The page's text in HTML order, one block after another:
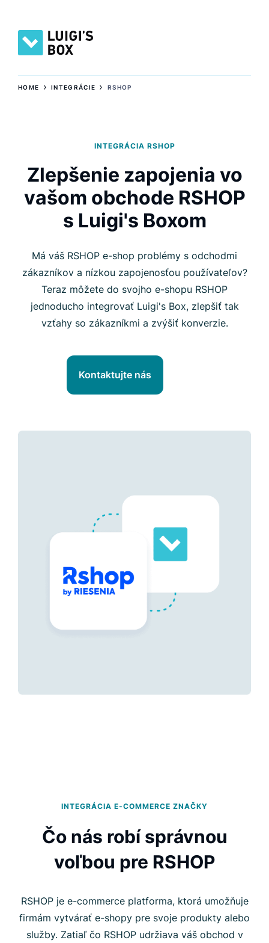
HOME ›INTEGRÁCIE ›RSHOP
INTEGRÁCIA RSHOP
Zlepšenie zapojenia vo
vašom obchode RSHOP
s Luigi's Boxom
Má váš RSHOP e-shop problémy s odchodmi
zákazníkov a nízkou zapojenosťou používateľov?
Teraz môžete do svojho e-shopu RSHOP
jednoducho integrovať Luigi's Box, zlepšiť tak
vzťahy so zákazníkmi a zvýšiť konverzie.
Kontaktujte nás
INTEGRÁCIA E-COMMERCE ZNAČKY
Čo nás robí správnou
voľbou pre RSHOP
RSHOP je e-commerce platforma, ktorá umožňuje
firmám vytvárať e-shopy pre svoje produkty alebo
služby. Zatiaľ čo RSHOP udržiava váš obchod v